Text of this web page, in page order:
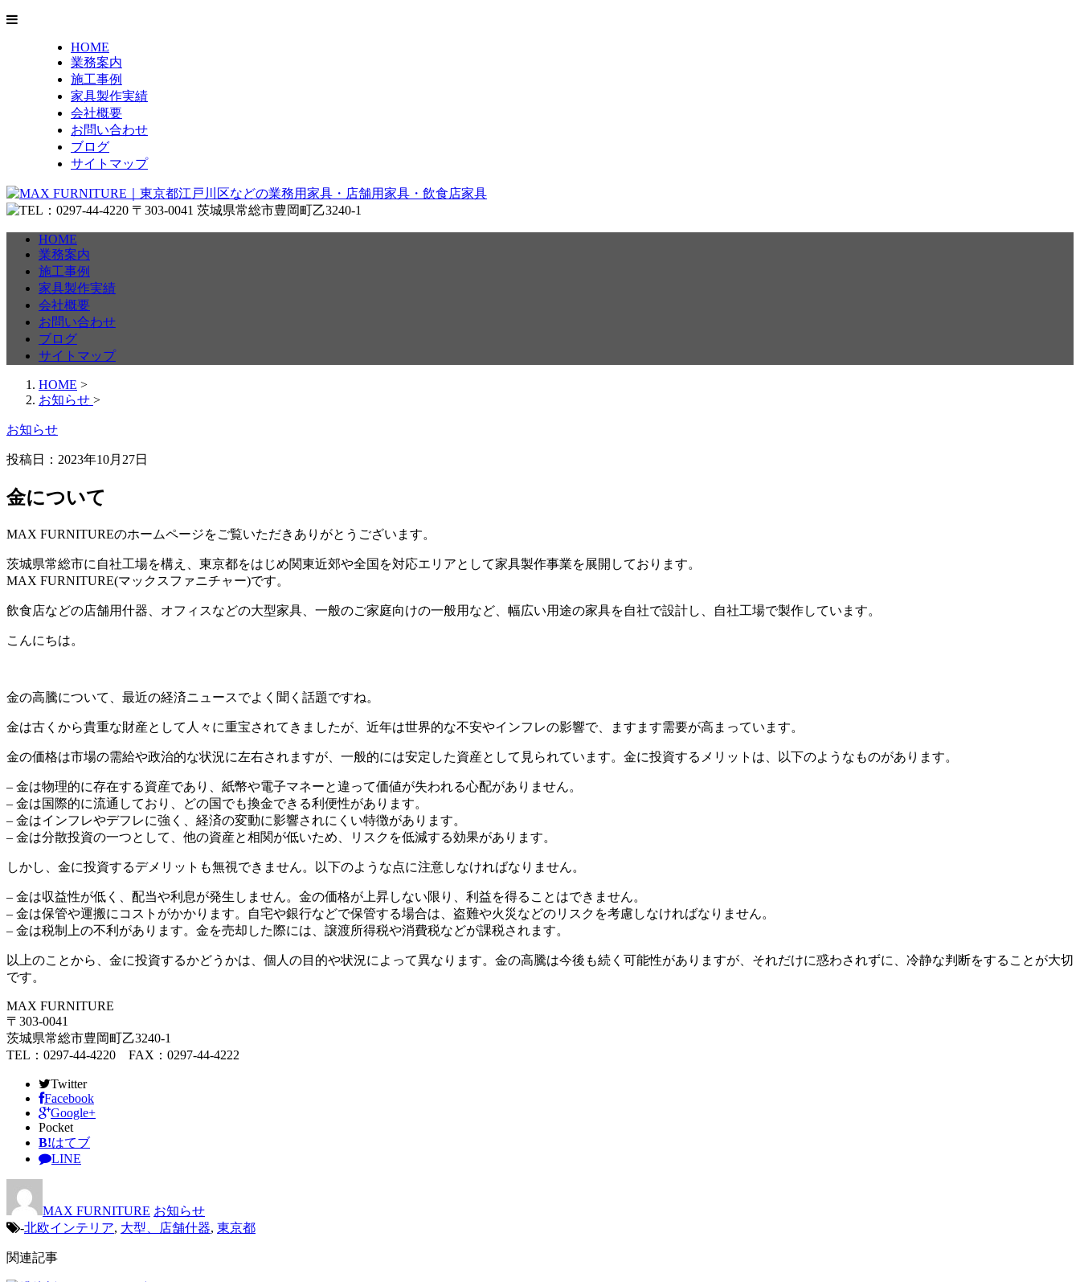
HOME
業務案内
施工事例
家具製作実績
会社概要
お問い合わせ
ブログ
サイトマップ
HOME
業務案内
施工事例
家具製作実績
会社概要
お問い合わせ
ブログ
サイトマップ
HOME >
お知らせ >
お知らせ
投稿日： 2023年10月27日
金について
MAX FURNITUREのホームページをご覧いただきありがとうございます。
茨城県常総市に自社工場を構え、東京都をはじめ関東近郊や全国を対応エリアとして家具製作事業を展開しております。
MAX FURNITURE(マックスファニチャー)です。
飲食店などの店舗用什器、オフィスなどの大型家具、一般のご家庭向けの一般用など、幅広い用途の家具を自社で設計し、自社工場で製作しています。
こんにちは。
金の高騰について、最近の経済ニュースでよく聞く話題ですね。
金は古くから貴重な財産として人々に重宝されてきましたが、近年は世界的な不安やインフレの影響で、ますます需要が高まっています。
金の価格は市場の需給や政治的な状況に左右されますが、一般的には安定した資産として見られています。金に投資するメリットは、以下のようなものがあります。
– 金は物理的に存在する資産であり、紙幣や電子マネーと違って価値が失われる心配がありません。
– 金は国際的に流通しており、どの国でも換金できる利便性があります。
– 金はインフレやデフレに強く、経済の変動に影響されにくい特徴があります。
– 金は分散投資の一つとして、他の資産と相関が低いため、リスクを低減する効果があります。
しかし、金に投資するデメリットも無視できません。以下のような点に注意しなければなりません。
– 金は収益性が低く、配当や利息が発生しません。金の価格が上昇しない限り、利益を得ることはできません。
– 金は保管や運搬にコストがかかります。自宅や銀行などで保管する場合は、盗難や火災などのリスクを考慮しなければなりません。
– 金は税制上の不利があります。金を売却した際には、譲渡所得税や消費税などが課税されます。
以上のことから、金に投資するかどうかは、個人の目的や状況によって異なります。金の高騰は今後も続く可能性がありますが、それだけに惑わされずに、冷静な判断をすることが大切
です。
MAX FURNITURE
〒303-0041
茨城県常総市豊岡町乙3240-1
TEL：0297-44-4220 FAX：0297-44-4222
Twitter
Facebook
Google+
Pocket
B!はてブ
LINE
MAX FURNITURE お知らせ
-北欧インテリア, 大型、店舗什器, 東京都
関連記事